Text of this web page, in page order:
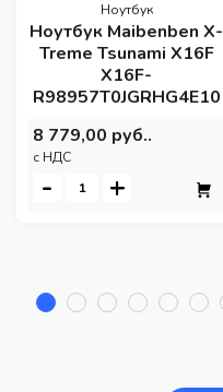
Ноутбук
Ноутбук Maibenben X-
Treme Tsunami X16F
X16F-
R98957T0JGRHG4E10
8 779,00 руб..
c НДС
- +